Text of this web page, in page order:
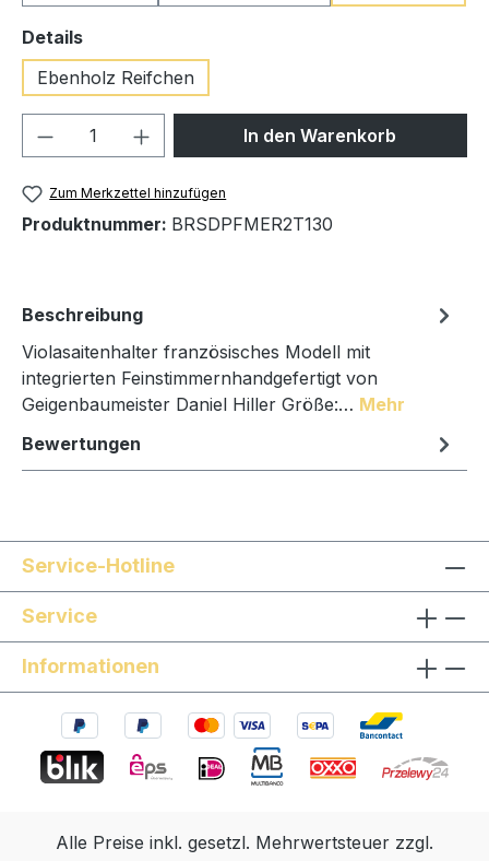
Detailsauswählen
Ebenholz Reifchen
Produkt Anzahl: Gib denIn den Warenkorb
Zum Merkzettel hinzufügen
Produktnummer: BRSDPFMER2T130
Beschreibung
Violasaitenhalter französisches Modell mit
integrierten Feinstimmernhandgefertigt von
Geigenbaumeister Daniel Hiller Größe:… Mehr
Bewertungen
Service-Hotline
Service
Informationen
Alle Preise inkl. gesetzl. Mehrwertsteuer zzgl.